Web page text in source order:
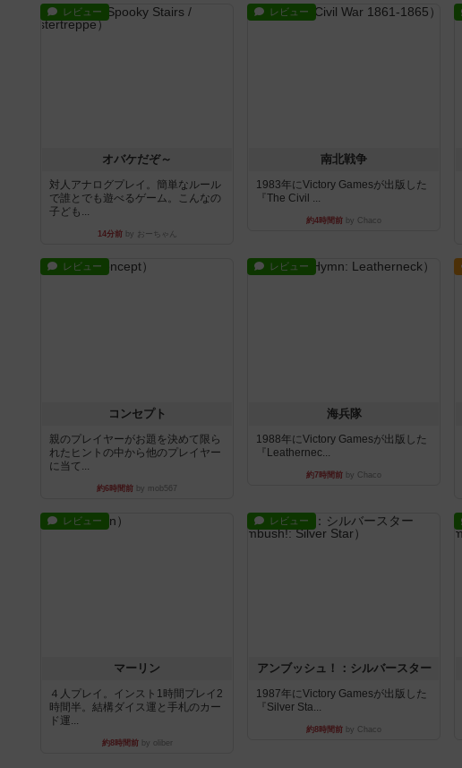
レビュー
オバケだぞ～
対人アナログプレイ。簡単なルール
で誰とでも遊べるゲーム。こんなの
子ども...
14分前by おーちゃん
レビュー
南北戦争
1983年にVictory Gamesが出版した
『The Civil ...
約4時間前 by Chaco
レビュー
コンセプト
親のプレイヤーがお題を決めて限ら
れたヒントの中から他のプレイヤー
に当て...
約6時間前 by mob567
レビュー
海兵隊
1988年にVictory Gamesが出版した
『Leathernec...
約7時間前 by Chaco
レビュー
マーリン
４人プレイ。インスト1時間プレイ2
時間半。結構ダイス運と手札のカー
ド運...
約8時間前by oliber
レビュー
アンブッシュ！：シルバースター
1987年にVictory Gamesが出版した
『Silver Sta...
約8時間前 by Chaco